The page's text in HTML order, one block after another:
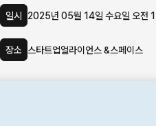
일시 2025년 05월 14일 수요일 오전
장소 스타트업얼라이언스 &스페이스